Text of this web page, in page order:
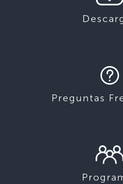
Preguntas